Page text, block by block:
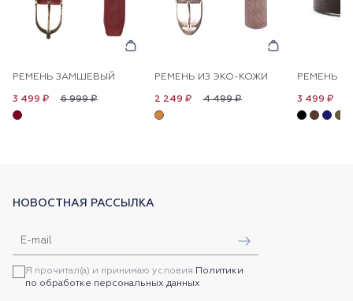
РЕМЕНЬ ЗАМШЕВЫЙ
6 999 ₽
3 499 ₽
РЕМЕНЬ ИЗ ЭКО-КОЖИ
4 499 ₽
2 249 ₽
РЕМЕНЬ
3 499 ₽
НОВОСТНАЯ РАССЫЛКА
Я прочитал(а) и принимаю условия Политики
по обработке персональных данных